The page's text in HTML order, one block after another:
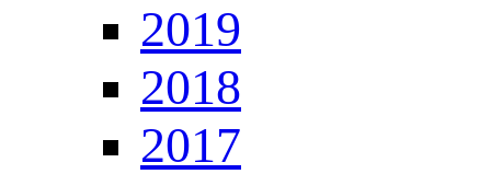
2019
2018
2017